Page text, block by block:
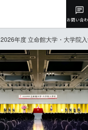
お問い合
2026年度 立命館大学・大学院